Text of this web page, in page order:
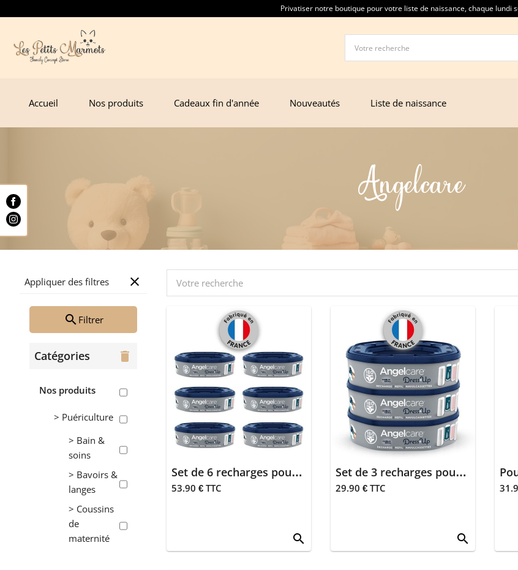
Privatiser notre boutique pour votre liste de naissance, chaque lundi sur RDV.Vous souhaitez créer une liste de naissance ? Contactez
Accueil Nos produits Cadeaux fin d'année Nouveautés Liste de naissance
Angelcare
Appliquer des filtres close
search Filtrer
Catégories delete
Nos produits
> Puériculture
> Bain &
soins
> Bavoirs &
langes
> Coussins
de
maternité
Set de 6 recharges poubelle à couches - Dress up
53.90 € TTC
search
Set de 3 recharges poubelle à couches - Dress up
29.90 € TTC
search